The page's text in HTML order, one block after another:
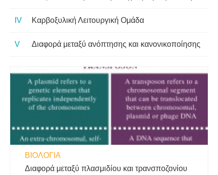
Καρβοξυλική Λειτουργική Ομάδα
Διαφορά μεταξύ ανόπτησης και κανονικοποίησης
ΒΙΟΛΟΓΊΑ
Διαφορά μεταξύ πλασμιδίου και τρανσποζονίου